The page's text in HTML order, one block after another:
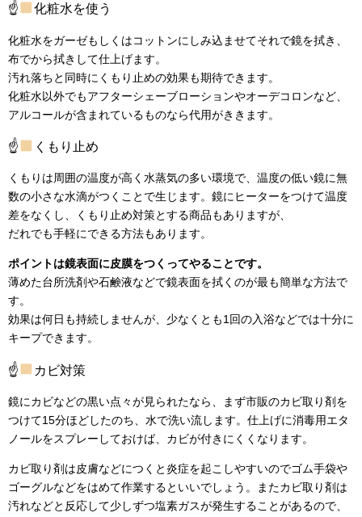
☝ 化粧水を使う
化粧水をガーゼもしくはコットンにしみ込ませてそれで鏡を拭き、
布でから拭きして仕上げます。
汚れ落ちと同時にくもり止めの効果も期待できます。
化粧水以外でもアフターシェーブローションやオーデコロンなど、
アルコールが含まれているものなら代用がききます。
☝ くもり止め
くもりは周囲の温度が高く水蒸気の多い環境で、温度の低い鏡に無
数の小さな水滴がつくことで生じます。鏡にヒーターをつけて温度
差をなくし、くもり止め対策とする商品もありますが、
だれでも手軽にできる方法もあります。
ポイントは鏡表面に皮膜をつくってやることです。
薄めた台所洗剤や石鹸液などで鏡表面を拭くのが最も簡単な方法で
す。
効果は何日も持続しませんが、少なくとも1回の入浴などでは十分に
キープできます。
☝ カビ対策
鏡にカビなどの黒い点々が見られたなら、まず市販のカビ取り剤を
つけて15分ほどしたのち、水で洗い流します。仕上げに消毒用エタ
ノールをスプレーしておけば、カビが付きにくくなります。
カビ取り剤は皮膚などにつくと炎症を起こしやすいのでゴム手袋や
ゴーグルなどをはめて作業するといいでしょう。またカビ取り剤は
汚れなどと反応して少しずつ塩素ガスが発生することがあるので、